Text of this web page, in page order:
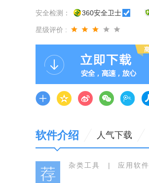
安全检测： 360安全卫士
星级评价 :
软件介绍 人气下载
杂类工具 | 应用软件